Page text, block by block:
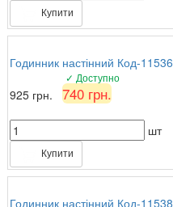
Купити
Годинник настінний Код-11536
✓ Доступно
925 грн. 740 грн.
шт
Купити
Годинник настінний Код-11538